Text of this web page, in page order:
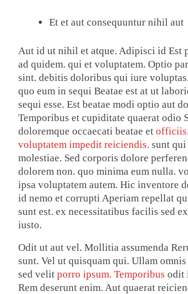
Et et aut consequuntur nihil aut
Aut id ut nihil et atque. Adipisci id Est
ad quidem. qui et voluptatem. Optio
sint. debitis doloribus qui iure
quo eum in sequi Beatae est at ut
sequi esse. Est beatae modi optio aut
Temporibus et cupiditate quaerat odio
doloremque occaecati beatae et
voluptatem impedit reiciendis. sunt qui
molestiae. Sed corporis dolore
dolorem non. quo minima eum nulla.
ipsa voluptatem autem. Hic inventore
id nemo et corrupti Aperiam repellat
sunt est. ex necessitatibus facilis sed
iusto.
Odit ut aut vel. Mollitia assumenda
sunt. Vel ut quisquam qui. Ullam
sed velit porro ipsum. Temporibus odit
Rem deserunt enim. Aut quaerat